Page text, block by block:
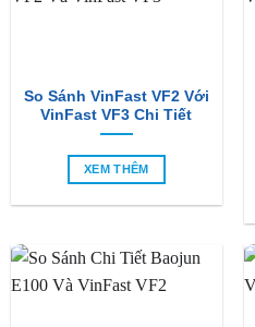
So Sánh VinFast VF2 Với
VinFast VF3 Chi Tiết
XEM THÊM